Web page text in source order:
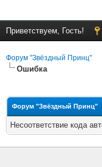
Приветствуем, Гость!
Форум "Звёздный Принц"
Ошибка
Форум "Звёздный Принц"
Несоответствие кода